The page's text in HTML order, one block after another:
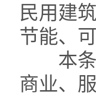
民用建
节能、
本条
商业、